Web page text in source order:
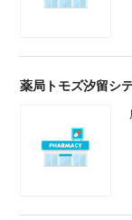
薬局トモズ汐留シ